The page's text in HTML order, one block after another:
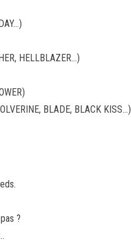
HELLBLAZER…)
BLADE, BLACK KISS…)
?